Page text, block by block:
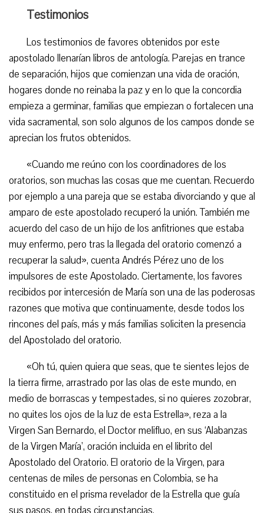
Testimonios
Los testimonios de favores obtenidos por este
apostolado llenarían libros de antología. Parejas en trance
de separación, hijos que comienzan una vida de oración,
hogares donde no reinaba la paz y en lo que la concordia
empieza a germinar, familias que empiezan o fortalecen una
vida sacramental, son solo algunos de los campos donde se
aprecian los frutos obtenidos.
«Cuando me reúno con los coordinadores de los
oratorios, son muchas las cosas que me cuentan. Recuerdo
por ejemplo a una pareja que se estaba divorciando y que al
amparo de este apostolado recuperó la unión. También me
acuerdo del caso de un hijo de los anfitriones que estaba
muy enfermo, pero tras la llegada del oratorio comenzó a
recuperar la salud», cuenta Andrés Pérez uno de los
impulsores de este Apostolado. Ciertamente, los favores
recibidos por intercesión de María son una de las poderosas
razones que motiva que continuamente, desde todos los
rincones del país, más y más familias soliciten la presencia
del Apostolado del oratorio.
«Oh tú, quien quiera que seas, que te sientes lejos de
la tierra firme, arrastrado por las olas de este mundo, en
medio de borrascas y tempestades, si no quieres zozobrar,
no quites los ojos de la luz de esta Estrella», reza a la
Virgen San Bernardo, el Doctor melifluo, en sus ‘Alabanzas
de la Virgen María’, oración incluida en el librito del
Apostolado del Oratorio. El oratorio de la Virgen, para
centenas de miles de personas en Colombia, se ha
constituido en el prisma revelador de la Estrella que guía